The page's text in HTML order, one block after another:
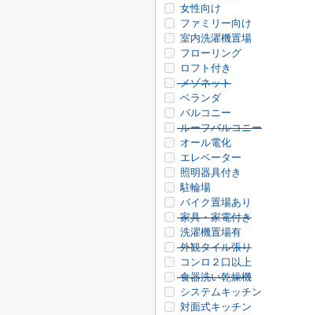
女性向け
ファミリー向け
室内洗濯機置場
フローリング
ロフト付き
メゾネット
ベランダ
バルコニー
ルーフバルコニー
オール電化
エレベーター
照明器具付き
駐輪場
バイク置場あり
家具・家電付き
洗濯機置場有
外観タイル張り
コンロ２口以上
食器洗い乾燥機
システムキッチン
対面式キッチン